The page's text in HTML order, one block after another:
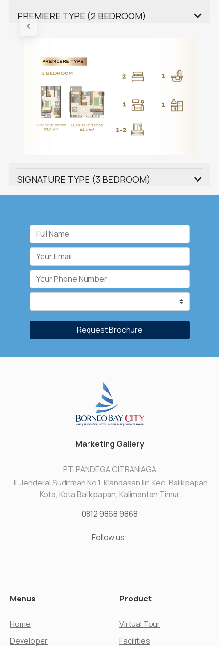
PREMIERE TYPE (2 BEDROOM)
SIGNATURE TYPE (3 BEDROOM)
Request Brochure
Marketing Gallery
PT. PANDEGA CITRANIAGA
Jl. Jenderal Sudirman No.1, Klandasan Ilir. Kec. Balikpapan
Kota, Kota Balikpapan, Kalimantan Timur
0812 9868 9868
Follow us:
Menus
Home
Developer
Product
Virtual Tour
Facilities